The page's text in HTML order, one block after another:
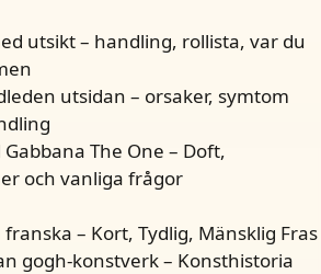
utsikt – handling, rollista, var du
utsidan – orsaker, symtom
Gabbana The One – Doft,
och vanliga frågor
franska – Kort, Tydlig, Mänsklig Fras
gogh-konstverk – Konsthistoria